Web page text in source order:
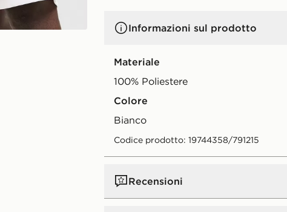
Informazioni sul prodotto
Materiale
100% Poliestere
Colore
bianco
Codice prodotto: 19744358/791215
Recensioni